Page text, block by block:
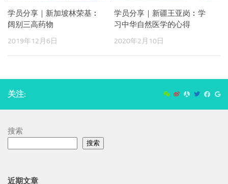
学员分享｜新加坡林荣基︰
阔别三高药物
2019年12月6日
学员分享｜新疆王亚岗︰学
习中华自然医学的心得
2020年2月10日
关注:
搜索
搜索
近期文章